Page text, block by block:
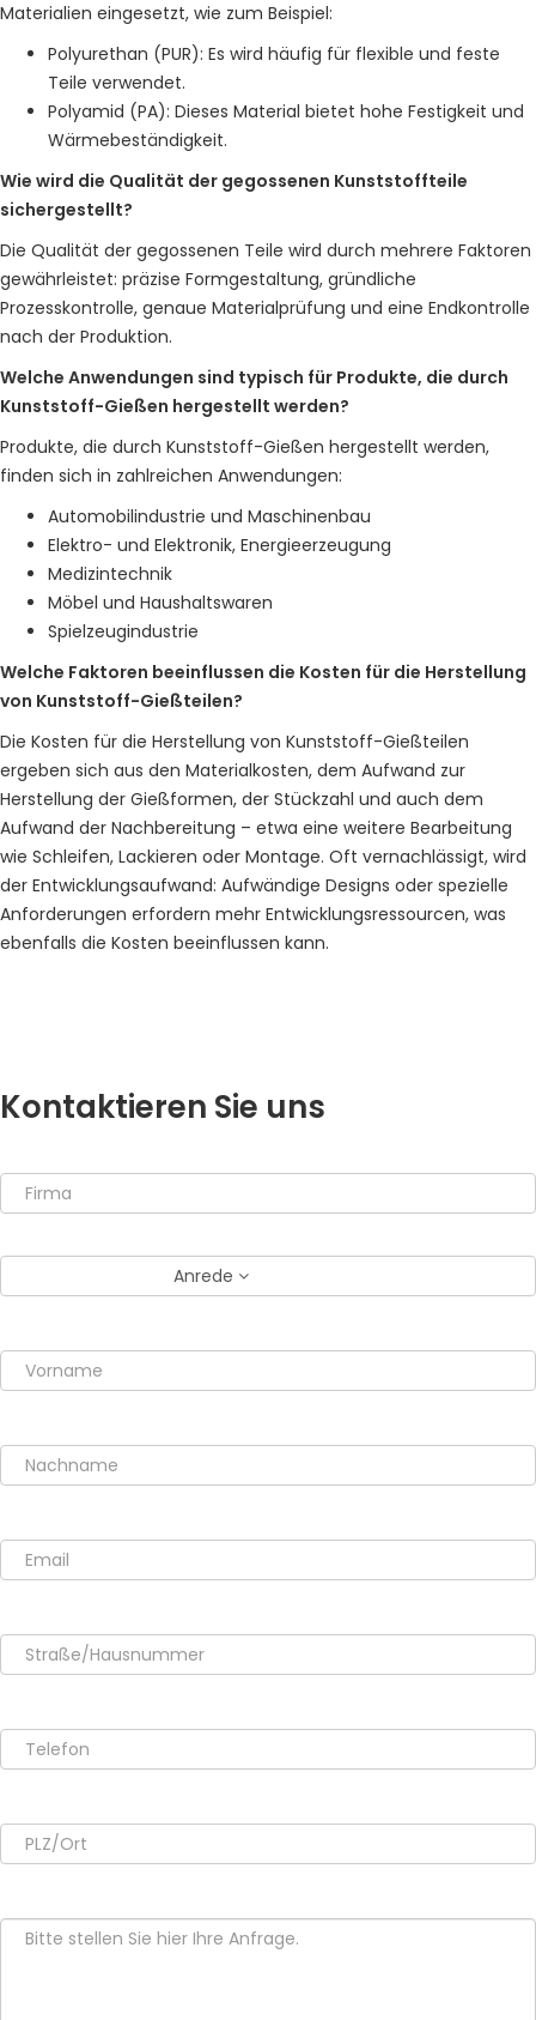
Materialien eingesetzt, wie zum Beispiel:
Polyurethan (PUR): Es wird häufig für flexible und feste
Teile verwendet.
Polyamid (PA): Dieses Material bietet hohe Festigkeit und
Wärmebeständigkeit.
Wie wird die Qualität der gegossenen Kunststoffteile
sichergestellt?
Die Qualität der gegossenen Teile wird durch mehrere Faktoren
gewährleistet: präzise Formgestaltung, gründliche
Prozesskontrolle, genaue Materialprüfung und eine Endkontrolle
nach der Produktion.
Welche Anwendungen sind typisch für Produkte, die durch
Kunststoff-Gießen hergestellt werden?
Produkte, die durch Kunststoff-Gießen hergestellt werden,
finden sich in zahlreichen Anwendungen:
Automobilindustrie und Maschinenbau
Elektro- und Elektronik, Energieerzeugung
Medizintechnik
Möbel und Haushaltswaren
Spielzeugindustrie
Welche Faktoren beeinflussen die Kosten für die Herstellung
von Kunststoff-Gießteilen?
Die Kosten für die Herstellung von Kunststoff-Gießteilen
ergeben sich aus den Materialkosten, dem Aufwand zur
Herstellung der Gießformen, der Stückzahl und auch dem
Aufwand der Nachbereitung – etwa eine weitere Bearbeitung
wie Schleifen, Lackieren oder Montage. Oft vernachlässigt, wird
der Entwicklungsaufwand: Aufwändige Designs oder spezielle
Anforderungen erfordern mehr Entwicklungsressourcen, was
ebenfalls die Kosten beeinflussen kann.
Kontaktieren Sie uns
Anrede